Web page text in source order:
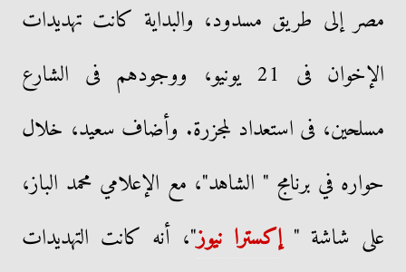
مصر إلى طريق مسدود، والبداية كانت تهديدات
الإخوان فى 21 يونيو، ووجودهم فى الشارع
مسلحين، فى استعداد لمجزرة. وأضاف سعيد، خلال
حواره في برنامج " الشاهد"، مع الإعلامي محمد الباز،
على شاشة "إكسترا نيوز"، أنه كانت التهديدات